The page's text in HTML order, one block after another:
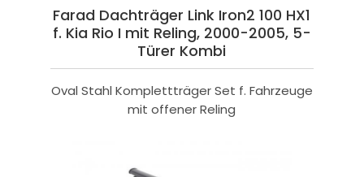
Farad Dachträger Link Iron2 100 HX1
f. Kia Rio I mit Reling, 2000-2005, 5-
Türer Kombi
Oval Stahl Komplettträger Set f. Fahrzeuge
mit offener Reling